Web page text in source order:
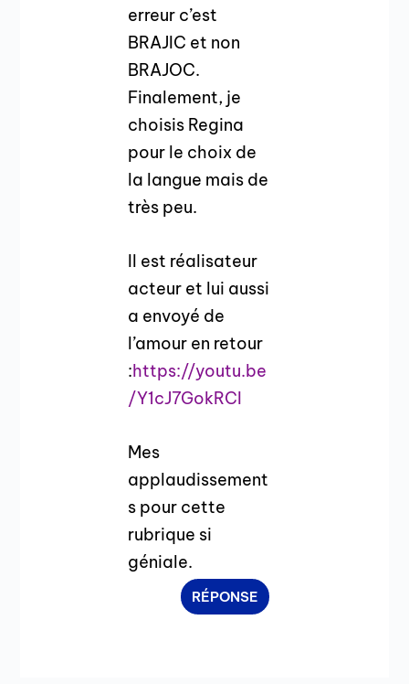
erreur c’est
BRAJIC et non
BRAJOC.
Finalement, je
choisis Regina
pour le choix de
la langue mais de
très peu.
Il est réalisateur
acteur et lui aussi
a envoyé de
l’amour en retour
:https://youtu.be
/Y1cJ7GokRCI
Mes
applaudissement
s pour cette
rubrique si
géniale.
RÉPONSE